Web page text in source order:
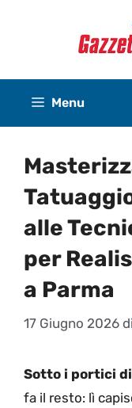
Menu
alle
per
a Parma
17 Giugno 2026 di
Sotto i portici
fa il resto: lì